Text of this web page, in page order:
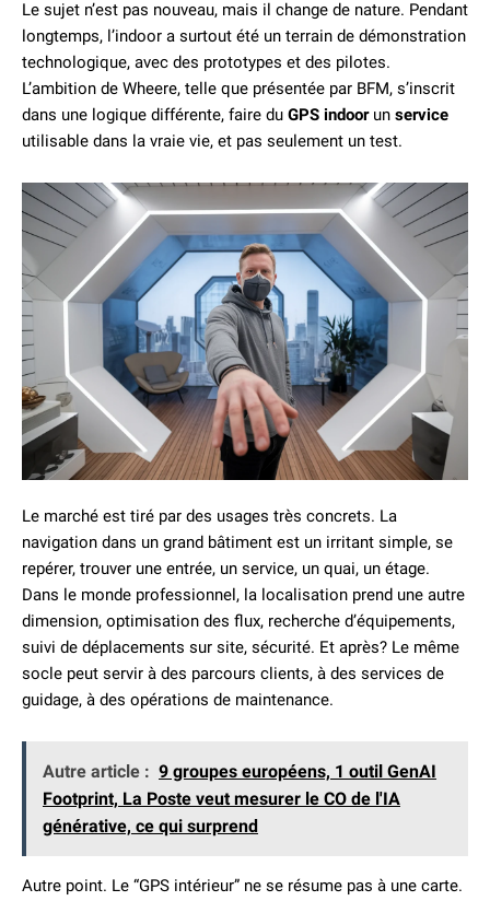
Le sujet n’est pas nouveau, mais il change de nature. Pendant
longtemps, l’indoor a surtout été un terrain de démonstration
technologique, avec des prototypes et des pilotes.
L’ambition de Wheere, telle que présentée par BFM, s’inscrit
dans une logique différente, faire du GPS indoorun service
utilisable dans la vraie vie, et pas seulement un test.
Le marché est tiré par des usages très concrets. La
navigation dans un grand bâtiment est un irritant simple, se
repérer, trouver une entrée, un service, un quai, un étage.
Dans le monde professionnel, la localisation prend une autre
dimension, optimisation des flux, recherche d’équipements,
suivi de déplacements sur site, sécurité. Et après? Le même
socle peut servir à des parcours clients, à des services de
guidage, à des opérations de maintenance.
Autre article : 9 groupes européens, 1 outil GenAI
Footprint, La Poste veut mesurer le CO de l'IA
générative, ce qui surprend
Autre point. Le “GPS intérieur” ne se résume pas à une carte.